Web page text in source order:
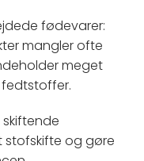
fødevarer:
mangler ofte
meget
fedtstoffer.
stofskifte og gøre